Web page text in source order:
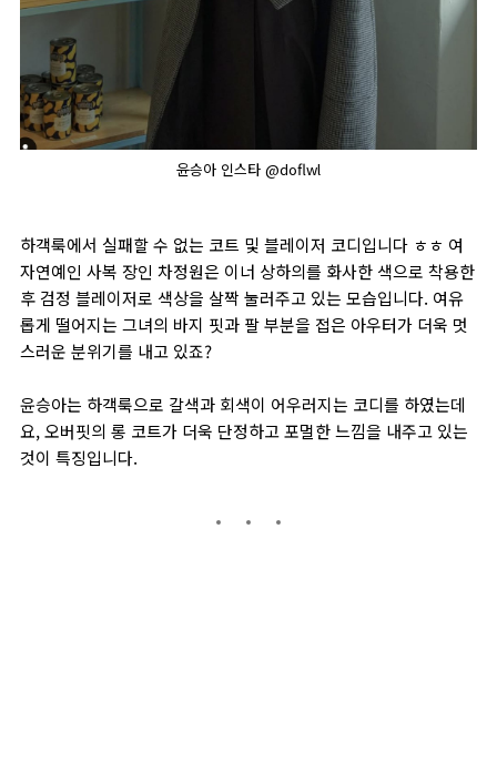
윤승아 인스타 @doflwl
하객룩에서 실패할 수 없는 코트 및 블레이저 코디입니다 ㅎㅎ 여
자연예인 사복 장인 차정원은 이너 상하의를 화사한 색으로 착용한
후 검정 블레이저로 색상을 살짝 눌러주고 있는 모습입니다. 여유
롭게 떨어지는 그녀의 바지 핏과 팔 부분을 접은 아우터가 더욱 멋
스러운 분위기를 내고 있죠?
윤승아는 하객룩으로 갈색과 회색이 어우러지는 코디를 하였는데
요, 오버핏의 롱 코트가 더욱 단정하고 포멀한 느낌을 내주고 있는
것이 특징입니다.